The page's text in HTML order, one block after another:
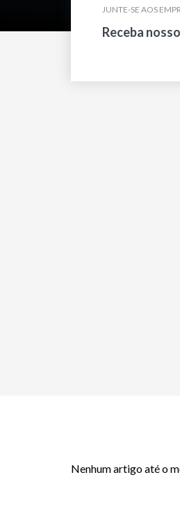
JUNTE-SE AOS
Receba
Nenhum artigo até o